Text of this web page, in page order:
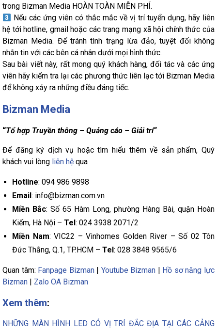
trong Bizman Media HOÀN TOÀN MIỄN PHÍ.
Nếu các ứng viên có thắc mắc về vị trí tuyển dụng, hãy liên
hệ tới hotline, gmail hoặc các trang mạng xã hội chính thức của
Bizman Media. Để tránh tình trạng lừa đảo, tuyệt đối không
nhắn tin với các bên cá nhân dưới mọi hình thức.
Sau bài viết này, rất mong quý khách hàng, đối tác và các ứng
viên hãy kiểm tra lại các phương thức liên lạc tới Bizman Media
để không xảy ra những điều đáng tiếc.
Bizman Media
“Tổ hợp Truyền thông – Quảng cáo – Giải trí“
Để đăng ký dịch vụ hoặc tìm hiểu thêm về sản phẩm, Quý
khách vui lòng liên hệ qua
Hotline: 094 986 9898
Email: info@bizman.com.vn
Miền Bắc: Số 65 Hàm Long, phường Hàng Bài, quận Hoàn
Kiếm, Hà Nội – Tel: 024 3938 2071/2
Miền Nam: VIC22 – Vinhomes Golden River – Số 02 Tôn
Đức Thắng, Q.1, TP.HCM – Tel: 028 3848 9565/6
Quan tâm: Fanpage Bizman| Youtube Bizman | Hồ sơ năng lực
Bizman | Zalo OA Bizman
Xem thêm:
NHỮNG MÀN HÌNH LED CÓ VỊ TRÍ ĐẮC ĐỊA TẠI CÁC CẢNG